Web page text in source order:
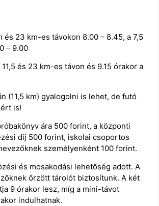
és 23 km-es távokon 8.00 – 8.45, a 7,5
– 9.00
és 23 km-es távon és 9.15 órakor a
(11,5 km) gyalogolni is lehet, de futó
is!
ára 500 forint, a központi
díj 500 forint, iskolai csoportos
személyenként 100 forint.
és mosakodási lehetőség adott. A
őrzött tárolót biztosítunk. A két
9 órakor lesz, míg a mini-távot
indulhatnak.